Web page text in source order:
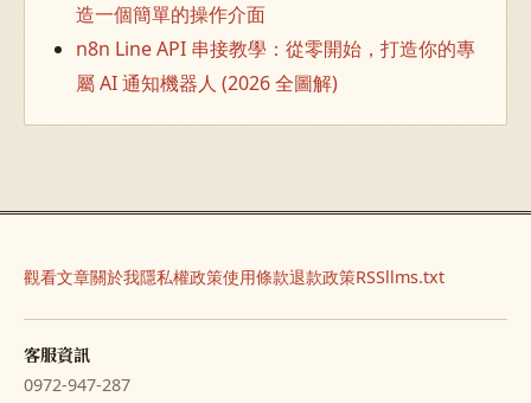
造一個簡單的操作介面
n8n Line API 串接教學：從零開始，打造你的專
屬 AI 通知機器人 (2026 全圖解)
觀看文章關於我隱私權政策使用條款退款政策RSSllms.txt
客服資訊
0972-947-287